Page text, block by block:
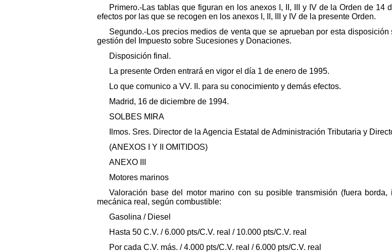
Primero.-Las tablas que figuran en los anexos I, II, III y IV de la Orden de
efectos por las que se recogen en los anexos I, II, III y IV de la presente Orden.
Segundo.-Los precios medios de venta que se aprueban por esta
gestión del Impuesto sobre Sucesiones y Donaciones.
Disposición final.
La presente Orden entrará en vigor el día 1 de enero de 1995.
Lo que comunico a VV. II. para su conocimiento y demás efectos.
Madrid, 16 de diciembre de 1994.
SOLBES MIRA
Ilmos. Sres. Director de la Agencia Estatal de Administración Tributaria y
(ANEXOS I Y II OMITIDOS)
ANEXO III
Motores marinos
Valoración base del motor marino con su posible transmisión (fuera
mecánica real, según combustible:
Gasolina / Diesel
Hasta 50 C.V. / 6.000 pts/C.V. real / 10.000 pts/C.V. real
Por cada C.V. más. / 4.000 pts/C.V. real / 6.000 pts/C.V. real